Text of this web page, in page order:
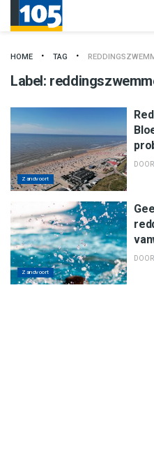
HOME TAG
Label:
Zandvoort
DOOR
Zandvoort
DOOR